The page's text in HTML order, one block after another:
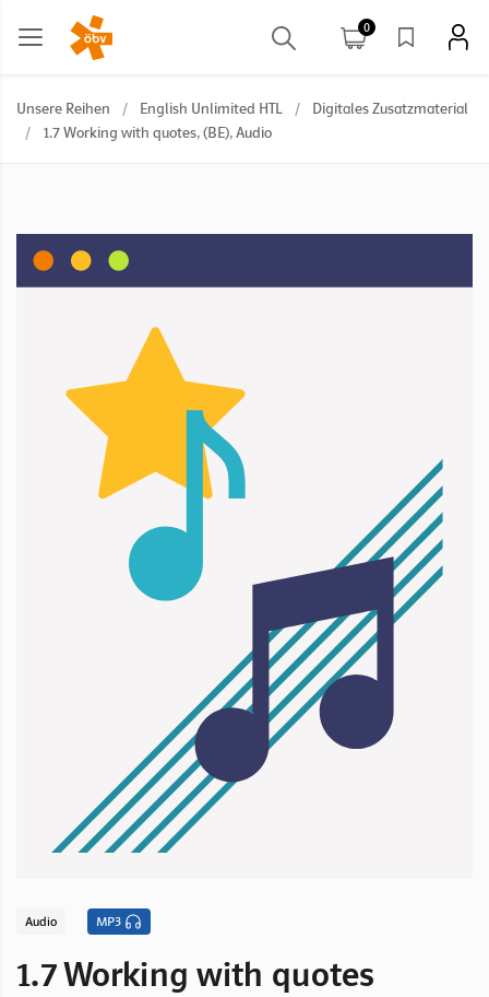
0
Unsere Reihen / English Unlimited HTL /
Digitales Zusatzmaterial
/
1.7 Working with quotes, (BE), Audio
Audio MP3
1.7 Working with quotes